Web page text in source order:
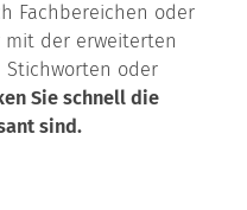
Fachbereichen oder
der erweiterten
Stichworten oder
Sie schnell die
sind.